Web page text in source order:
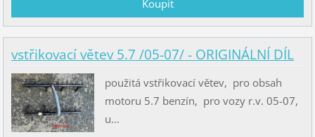
vstřikovací větev 5.7 /05-07/ - ORIGINÁLNÍ DÍL
použitá vstřikovací větev, pro obsah
motoru 5.7 benzín, pro vozy r.v. 05-07,
u...